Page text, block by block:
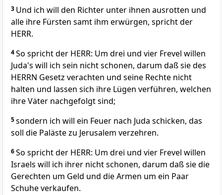
3 Und ich will den Richter unter ihnen ausrotten und
alle ihre Fürsten samt ihm erwürgen, spricht der
HERR.
4So spricht der HERR: Um drei und vier Frevel willen
Juda's will ich sein nicht schonen, darum daß sie des
HERRN Gesetz verachten und seine Rechte nicht
halten und lassen sich ihre Lügen verführen, welchen
ihre Väter nachgefolgt sind;
5sondern ich will ein Feuer nach Juda schicken, das
soll die Paläste zu Jerusalem verzehren.
6So spricht der HERR: Um drei und vier Frevel willen
Israels will ich ihrer nicht schonen, darum daß sie die
Gerechten um Geld und die Armen um ein Paar
Schuhe verkaufen.